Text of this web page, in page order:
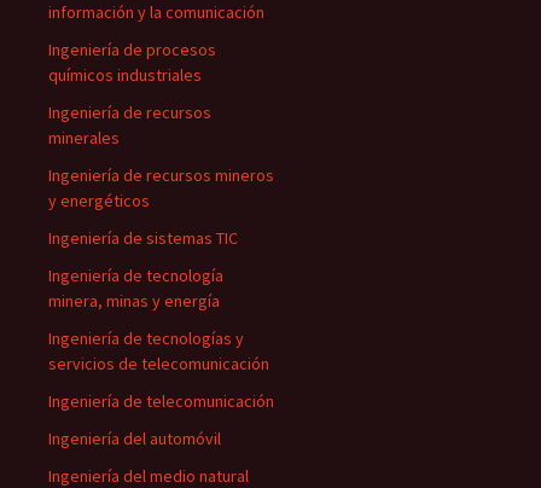
información y la comunicación
Ingeniería de procesos
químicos industriales
Ingeniería de recursos
minerales
Ingeniería de recursos mineros
y energéticos
Ingeniería de sistemas TIC
Ingeniería de tecnología
minera, minas y energía
Ingeniería de tecnologías y
servicios de telecomunicación
Ingeniería de telecomunicación
Ingeniería del automóvil
Ingeniería del medio natural